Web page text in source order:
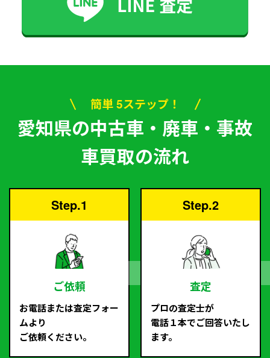
簡単 5ステップ！
愛知県の中古車・廃車・事故
車買取の流れ
Step.1
ご依頼
お電話または査定フォー
ムより
ご依頼ください。
Step.2
査定
プロの査定士が
電話１本でご回答いたし
ます。